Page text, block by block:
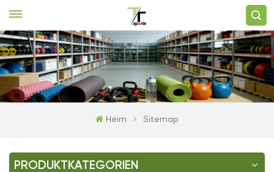
Heim Sitemap
PRODUKTKATEGORIEN